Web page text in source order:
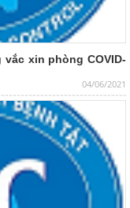
04/06/2021
xin phòng COVID-